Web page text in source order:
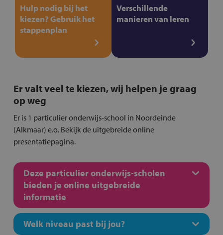
Hulp nodig bij het
kiezen? Gebruik het
stappenplan
Verschillende
manieren van leren
Er valt veel te kiezen, wij helpen je graag
op weg
Er is 1 particulier onderwijs-school in Noordeinde
(Alkmaar) e.o. Bekijk de uitgebreide online
presentatiepagina.
Deze particulier onderwijs-scholen
bieden je online uitgebreide
informatie
Welk niveau past bij jou?